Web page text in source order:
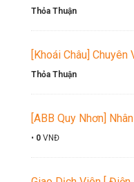
Thỏa Thuận
[Khoái Châu]
Thỏa Thuận
[ABB Quy Nhơn]
• 0 VNĐ